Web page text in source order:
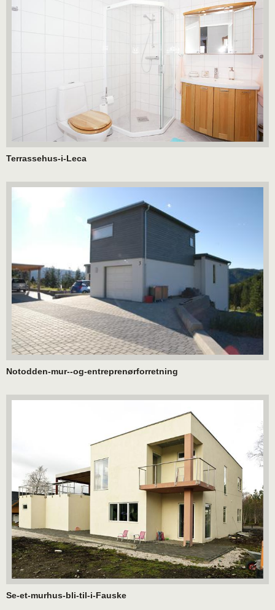
Terrassehus-i-Leca
Notodden-mur--og-entreprenørforretning
Se-et-murhus-bli-til-i-Fauske